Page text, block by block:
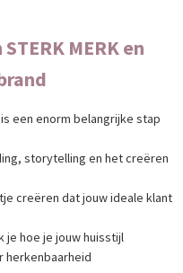
MERK en
een enorm belangrijke stap
storytelling en het creëren
creëren dat jouw ideale klant
je hoe je jouw huisstijl